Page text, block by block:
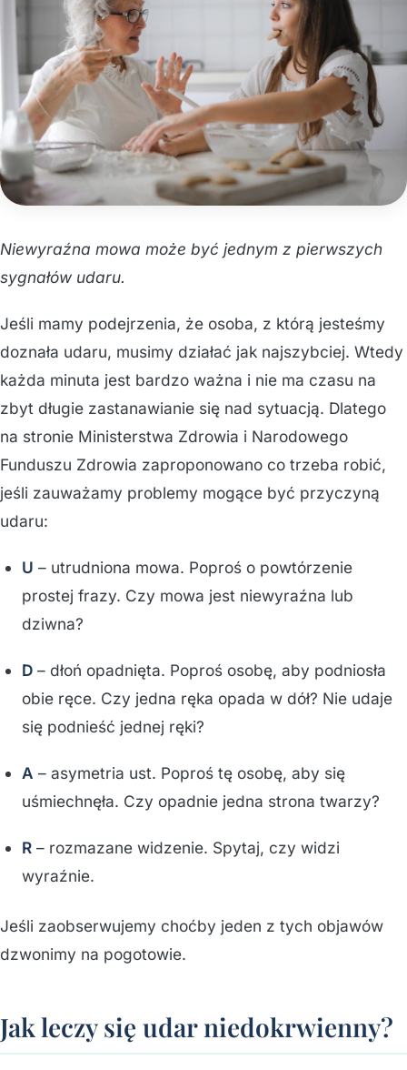
Niewyraźna mowa może być jednym z pierwszych
sygnałów udaru.
Jeśli mamy podejrzenia, że osoba, z którą jesteśmy
doznała udaru, musimy działać jak najszybciej. Wtedy
każda minuta jest bardzo ważna i nie ma czasu na
zbyt długie zastanawianie się nad sytuacją. Dlatego
na stronie Ministerstwa Zdrowia i Narodowego
Funduszu Zdrowia zaproponowano co trzeba robić,
jeśli zauważamy problemy mogące być przyczyną
udaru:
U – utrudniona mowa. Poproś o powtórzenie
prostej frazy. Czy mowa jest niewyraźna lub
dziwna?
D – dłoń opadnięta. Poproś osobę, aby podniosła
obie ręce. Czy jedna ręka opada w dół? Nie udaje
się podnieść jednej ręki?
A – asymetria ust. Poproś tę osobę, aby się
uśmiechnęła. Czy opadnie jedna strona twarzy?
R – rozmazane widzenie. Spytaj, czy widzi
wyraźnie.
Jeśli zaobserwujemy choćby jeden z tych objawów
dzwonimy na pogotowie.
Jak leczy się udar niedokrwienny?